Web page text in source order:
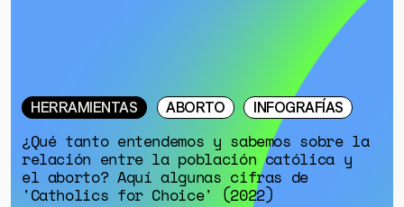
HERRAMIENTAS ABORTO INFOGRAFÍAS
¿Qué tanto entendemos y sabemos sobre la
relación entre la población católica y
el aborto? Aquí algunas cifras de
'Catholics for Choice' (2022)